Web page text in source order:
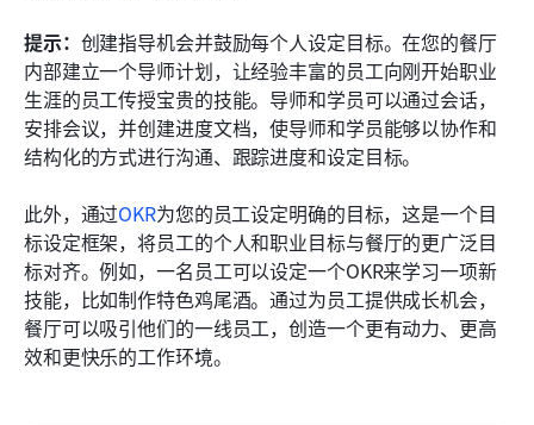
提示： 创建指导机会并鼓励每个人设定目标。在您的餐厅
内部建立一个导师计划，让经验丰富的员工向刚开始职业
生涯的员工传授宝贵的技能。导师和学员可以通过会话，
安排会议，并创建进度文档，使导师和学员能够以协作和
结构化的方式进行沟通、跟踪进度和设定目标。
此外，通过OKR为您的员工设定明确的目标，这是一个目
标设定框架，将员工的个人和职业目标与餐厅的更广泛目
标对齐。例如，一名员工可以设定一个OKR来学习一项新
技能，比如制作特色鸡尾酒。通过为员工提供成长机会，
餐厅可以吸引他们的一线员工，创造一个更有动力、更高
效和更快乐的工作环境。